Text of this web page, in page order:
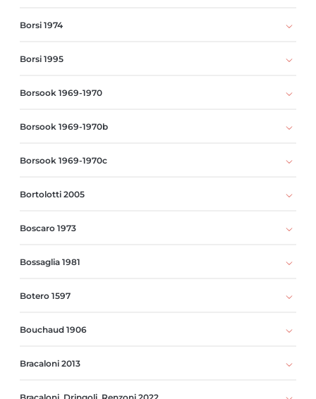
Borsi 1974
Borsi 1995
Borsook 1969-1970
Borsook 1969-1970b
Borsook 1969-1970c
Bortolotti 2005
Boscaro 1973
Bossaglia 1981
Botero 1597
Bouchaud 1906
Bracaloni 2013